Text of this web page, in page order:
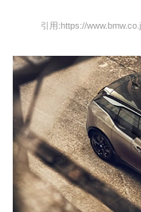
引用:https://